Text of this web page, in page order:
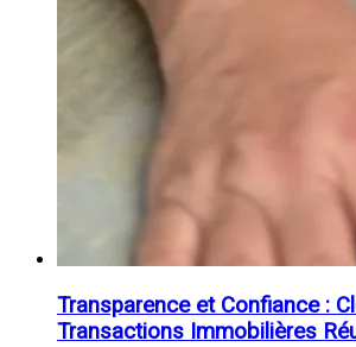
Transparence et Confiance :
Transactions Immobilières